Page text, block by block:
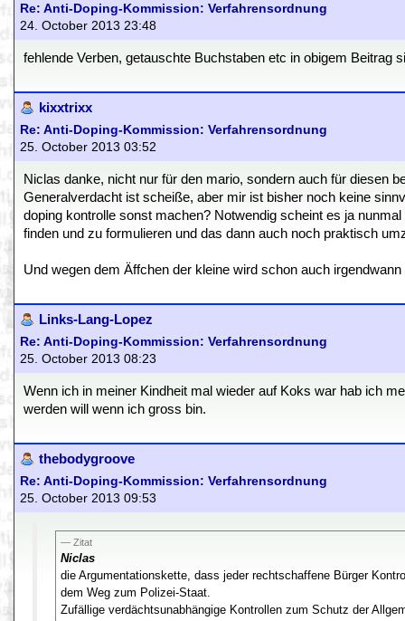
Re: Anti-Doping-Kommission: Verfahrensordnung
24. October 2013 23:48
fehlende Verben, getauschte Buchstaben etc in obigem Beitrag
kixxtrixx
Re: Anti-Doping-Kommission: Verfahrensordnung
25. October 2013 03:52
Niclas danke, nicht nur für den mario, sondern auch für diesen
Generalverdacht ist scheiße, aber mir ist bisher noch keine
doping kontrolle sonst machen? Notwendig scheint es ja
finden und zu formulieren und das dann auch noch praktisch
Und wegen dem Äffchen der kleine wird schon auch
Links-Lang-Lopez
Re: Anti-Doping-Kommission: Verfahrensordnung
25. October 2013 08:23
Wenn ich in meiner Kindheit mal wieder auf Koks war hab ich
werden will wenn ich gross bin.
thebodygroove
Re: Anti-Doping-Kommission: Verfahrensordnung
25. October 2013 09:53
Zitat
Niclas
die Argumentationskette, dass jeder rechtschaffene Bürger
dem Weg zum Polizei-Staat.
Zufällige verdächtsunabhängige Kontrollen zum Schutz der